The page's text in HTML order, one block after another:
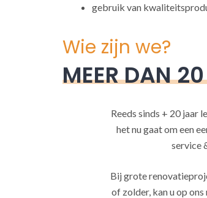
gebruik van
Wie zijn we?
MEER DAN
Reeds sinds + 20
het nu gaat om een
service
Bij grote
of zolder, kan u op